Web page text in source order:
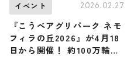
イベント 2026.02.27
『こうべアグリパーク ネモ
フィラの丘2026』が4月18
日から開催！ 約100万輪の